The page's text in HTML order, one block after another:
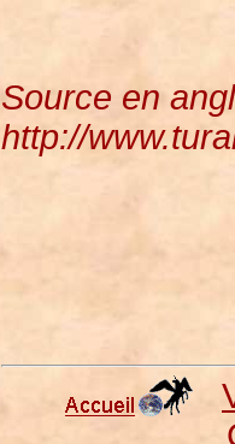
Source en
http://